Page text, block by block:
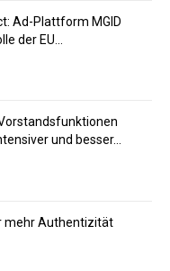
Ad-Plattform MGID
der EU...
und besser...
mehr Authentizität